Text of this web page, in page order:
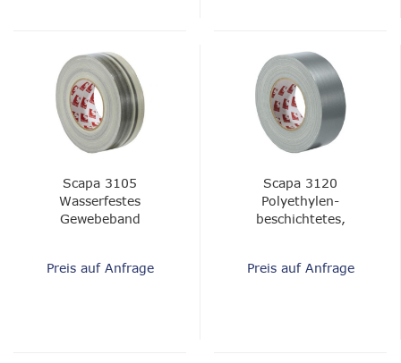
Scapa 3105
Wasserfestes
Gewebeband
Preis auf Anfrage
Scapa 3120
Polyethylen-
beschichtetes,
Preis auf Anfrage